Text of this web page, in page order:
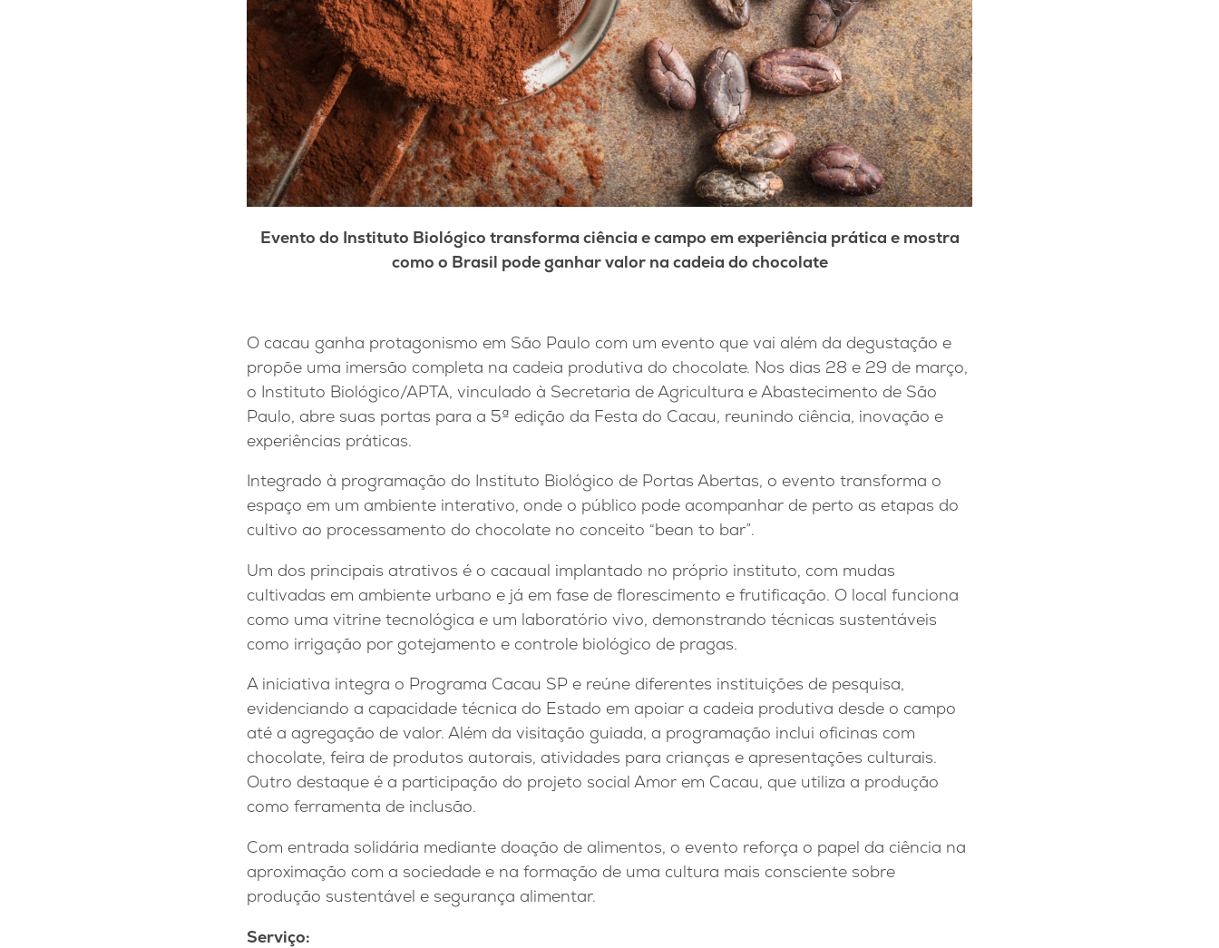
Evento do Instituto Biológico transforma ciência e campo em experiência prática e mostra
como o Brasil pode ganhar valor na cadeia do chocolate
O cacau ganha protagonismo em São Paulo com um evento que vai além da degustação e
propõe uma imersão completa na cadeia produtiva do chocolate. Nos dias 28 e 29 de março,
o Instituto Biológico/APTA, vinculado à Secretaria de Agricultura e Abastecimento de São
Paulo, abre suas portas para a 5ª edição da Festa do Cacau, reunindo ciência, inovação e
experiências práticas.
Integrado à programação do Instituto Biológico de Portas Abertas, o evento transforma o
espaço em um ambiente interativo, onde o público pode acompanhar de perto as etapas do
cultivo ao processamento do chocolate no conceito “bean to bar”.
Um dos principais atrativos é o cacaual implantado no próprio instituto, com mudas
cultivadas em ambiente urbano e já em fase de florescimento e frutificação. O local funciona
como uma vitrine tecnológica e um laboratório vivo, demonstrando técnicas sustentáveis
como irrigação por gotejamento e controle biológico de pragas.
A iniciativa integra o Programa Cacau SP e reúne diferentes instituições de pesquisa,
evidenciando a capacidade técnica do Estado em apoiar a cadeia produtiva desde o campo
até a agregação de valor. Além da visitação guiada, a programação inclui oficinas com
chocolate, feira de produtos autorais, atividades para crianças e apresentações culturais.
Outro destaque é a participação do projeto social Amor em Cacau, que utiliza a produção
como ferramenta de inclusão.
Com entrada solidária mediante doação de alimentos, o evento reforça o papel da ciência na
aproximação com a sociedade e na formação de uma cultura mais consciente sobre
produção sustentável e segurança alimentar.
Serviço: